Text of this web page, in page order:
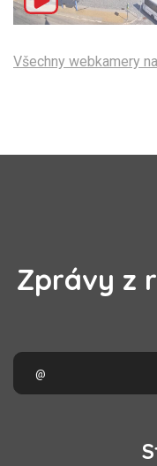
Všechny webkamery
Zprávy z